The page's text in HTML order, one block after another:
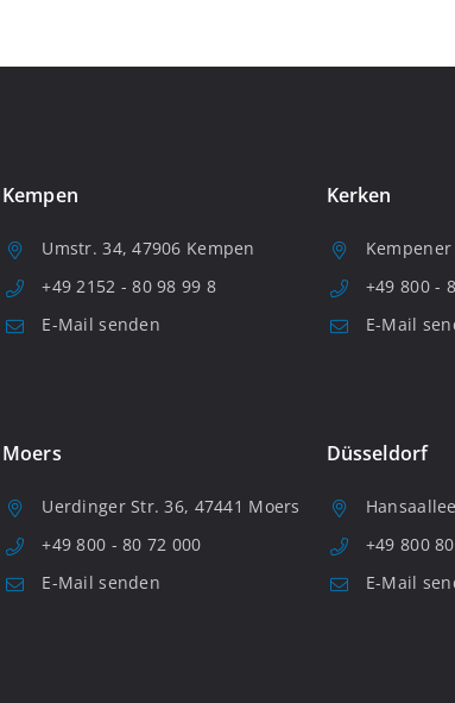
Kempen
Umstr. 34, 47906 Kempen
+49 2152 - 80 98 99 8
E-Mail senden
Kerken
+49 800 -
E-Mail
Moers
Uerdinger Str. 36, 47441 Moers
+49 800 - 80 72 000
E-Mail senden
Düsseldorf
+49 800
E-Mail